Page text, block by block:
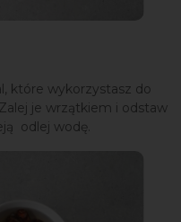
które wykorzystasz do
je wrzątkiem i odstaw
odlej wodę.